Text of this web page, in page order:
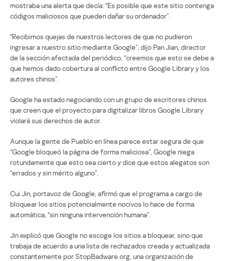
mostraba una alerta que decía: “Es posible que este sitio contenga
códigos maliciosos que pueden dañar su ordenador”.
“Recibimos quejas de nuestros lectores de que no pudieron
ingresar a nuestro sitio mediante Google”, dijo Pan Jian, director
de la sección afectada del periódico, “creemos que esto se debe a
que hemos dado cobertura al conflicto entre Google Library y los
autores chinos”.
Google ha estado negociando con un grupo de escritores chinos
que creen que el proyecto para digitalizar libros Google Library
violará sus derechos de autor.
Aunque la gente de Pueblo en línea parece estar segura de que
“Google bloqueó la página de forma maliciosa”, Google niega
rotundamente que esto sea cierto y dice que estos alegatos son
“errados y sin mérito alguno”.
Cui Jin, portavoz de Google, afirmó que el programa a cargo de
bloquear los sitios potencialmente nocivos lo hace de forma
automática, “sin ninguna intervención humana”.
Jin explicó que Google no escoge los sitios a bloquear, sino que
trabaja de acuerdo a una lista de rechazados creada y actualizada
constantemente por StopBadware.org, una organización de